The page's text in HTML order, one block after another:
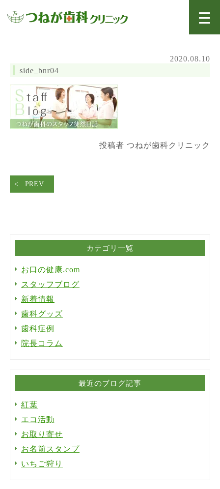
2020.08.10
side_bnr04
投稿者 つねが歯科クリニック
PREV
カテゴリ一覧
お口の健康.com
スタッフブログ
新着情報
歯科グッズ
歯科症例
院長コラム
最近のブログ記事
紅葉
エコ活動
お取り寄せ
お名前スタンプ
いちご狩り